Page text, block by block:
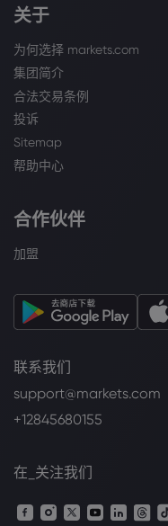
关于
为何选择 markets.com
集团简介
合法交易条例
投诉
Sitemap
帮助中心
合作伙伴
加盟
联系我们
support@markets.com
+12845680155
在_关注我们